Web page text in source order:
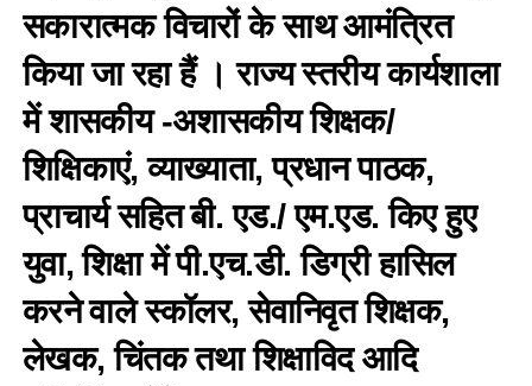
सकारात्मक विचारों के साथ आमंत्रित
किया जा रहा हैं । राज्य स्तरीय कार्यशाला
में शासकीय -अशासकीय शिक्षक/
शिक्षिकाएं, व्याख्याता, प्रधान पाठक,
प्राचार्य सहित बी. एड./ एम.एड. किए हुए
युवा, शिक्षा में पी.एच.डी. डिग्री हासिल
करने वाले स्कॉलर, सेवानिवृत शिक्षक,
लेखक, चिंतक तथा शिक्षाविद आदि